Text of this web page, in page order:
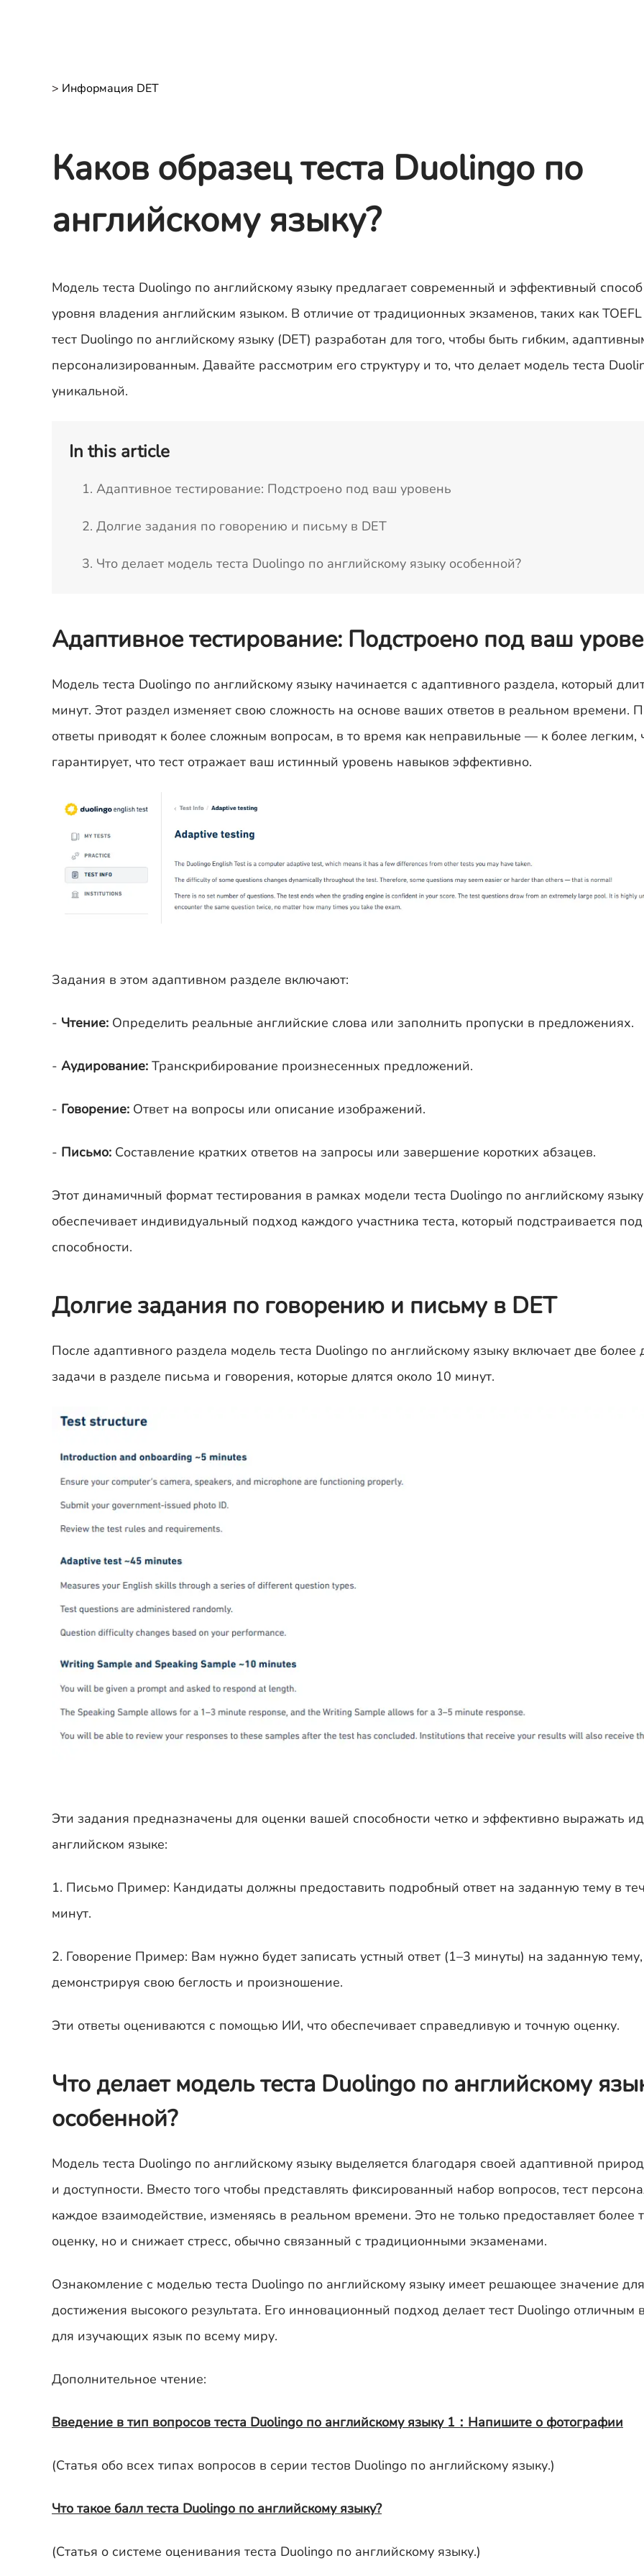
> Информация DET
Каков образец теста Duolingo по
английскому языку?
Модель теста Duolingo по английскому языку предлагает современный и эффективный
уровня владения английским языком. В отличие от традиционных экзаменов, таких как TOEFL
тест Duolingo по английскому языку (DET) разработан для того, чтобы быть гибким,
персонализированным. Давайте рассмотрим его структуру и то, что делает модель теста
уникальной.
In this article
1. Адаптивное тестирование: Подстроено под ваш уровень
2. Долгие задания по говорению и письму в DET
3. Что делает модель теста Duolingo по английскому языку особенной?
Адаптивное тестирование: Подстроено под ваш
Модель теста Duolingo по английскому языку начинается с адаптивного раздела, который
минут. Этот раздел изменяет свою сложность на основе ваших ответов в реальном времени.
ответы приводят к более сложным вопросам, в то время как неправильные — к более легким,
гарантирует, что тест отражает ваш истинный уровень навыков эффективно.
Задания в этом адаптивном разделе включают:
- Чтение: Определить реальные английские слова или заполнить пропуски в предложениях.
- Аудирование: Транскрибирование произнесенных предложений.
- Говорение: Ответ на вопросы или описание изображений.
- Письмо: Составление кратких ответов на запросы или завершение коротких абзацев.
Этот динамичный формат тестирования в рамках модели теста Duolingo по английскому языку
обеспечивает индивидуальный подход каждого участника теста, который подстраивается
способности.
Долгие задания по говорению и письму в DET
После адаптивного раздела модель теста Duolingo по английскому языку включает две
задачи в разделе письма и говорения, которые длятся около 10 минут.
Эти задания предназначены для оценки вашей способности четко и эффективно выражать
английском языке:
1. Письмо Пример: Кандидаты должны предоставить подробный ответ на заданную тему в
минут.
2. Говорение Пример: Вам нужно будет записать устный ответ (1–3 минуты) на заданную тему,
демонстрируя свою беглость и произношение.
Эти ответы оцениваются с помощью ИИ, что обеспечивает справедливую и точную оценку.
Что делает модель теста Duolingo по английскому
особенной?
Модель теста Duolingo по английскому языку выделяется благодаря своей адаптивной
и доступности. Вместо того чтобы представлять фиксированный набор вопросов, тест
каждое взаимодействие, изменяясь в реальном времени. Это не только предоставляет более
оценку, но и снижает стресс, обычно связанный с традиционными экзаменами.
Ознакомление с моделью теста Duolingo по английскому языку имеет решающее значение для
достижения высокого результата. Его инновационный подход делает тест Duolingo отличным
для изучающих язык по всему миру.
Дополнительное чтение:
Введение в тип вопросов теста Duolingo по английскому языку 1：Напишите о фотографии
(Статья обо всех типах вопросов в серии тестов Duolingo по английскому языку.)
Что такое балл теста Duolingo по английскому языку?
(Статья о системе оценивания теста Duolingo по английскому языку.)